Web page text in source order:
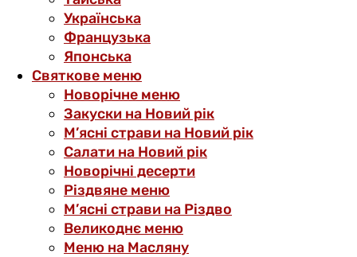
Українська
Французька
Японська
Святкове меню
Новорічне меню
Закуски на Новий рік
М’ясні страви на Новий рік
Салати на Новий рік
Новорічні десерти
Різдвяне меню
М’ясні страви на Різдво
Великоднє меню
Меню на Масляну